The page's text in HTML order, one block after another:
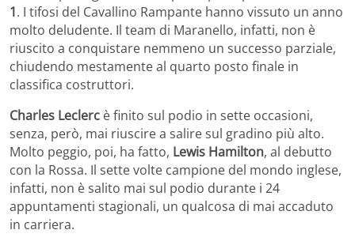
1. I tifosi del Cavallino Rampante hanno vissuto un anno
molto deludente. Il team di Maranello, infatti, non è
riuscito a conquistare nemmeno un successo parziale,
chiudendo mestamente al quarto posto finale in
classifica costruttori.
Charles Leclerc è finito sul podio in sette occasioni,
senza, però, mai riuscire a salire sul gradino più alto.
Molto peggio, poi, ha fatto, Lewis Hamilton, al debutto
con la Rossa. Il sette volte campione del mondo inglese,
infatti, non è salito mai sul podio durante i 24
appuntamenti stagionali, un qualcosa di mai accaduto
in carriera.